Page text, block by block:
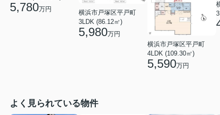
5,780万円
横浜市戸塚区平戸町
3LDK (86.12㎡)
5,980万円
横浜市戸塚区平戸町
4LDK (109.30㎡)
5,590万円
よく見られている物件